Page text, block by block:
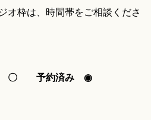
オ枠は、時間帯をご相談くださ
〇 予約済み ◉